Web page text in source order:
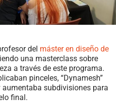
del máster en diseño de
una masterclass sobre
a través de este programa.
pinceles, “Dynamesh”
subdivisiones para
final.